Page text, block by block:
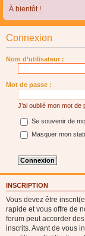
À bientôt !
Connexion
Nom d’utilisateur :
Mot de passe :
J’ai oublié mon mot de
Se souvenir de
Masquer mon
INSCRIPTION
Vous devez être
rapide et vous offre de
forum peut accorder
inscrits. Avant de vous